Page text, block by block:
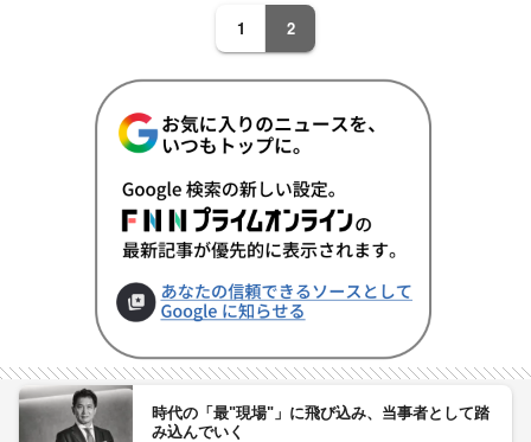
1 2
時代の「最"現場"」に飛び込み、当事者として踏
み込んでいく